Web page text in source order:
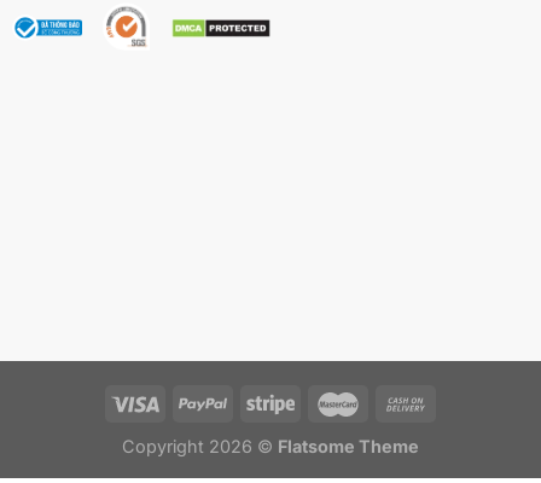
mụn HA – Retin gia công tại iFREE
5.1. Cách sử dụng:
Copyright 2026 © Flatsome Theme